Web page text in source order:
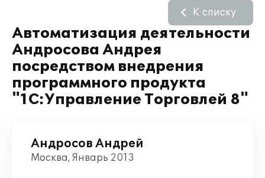
Автоматизация деятельности
Андросова Андрея
посредством внедрения
программного продукта
"1С:Управление Торговлей 8"
К списку
Андросов Андрей
Москва, Январь 2013